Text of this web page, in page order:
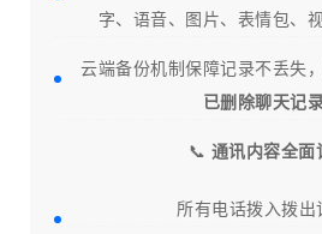
字、语音、图片、表情包、
云端备份机制保障记录不丢失，
已删除聊天记
📞 通讯内容全面
所有电话拨入拨出